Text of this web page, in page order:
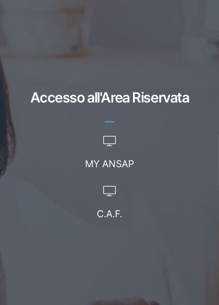
Accesso all'Area Riservata
MY ANSAP
C.A.F.